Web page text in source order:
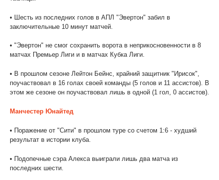
• Шесть из последних голов в АПЛ "Эвертон" забил в
заключительные 10 минут матчей.
• "Эвертон" не смог сохранить ворота в неприкосновенности в 8
матчах Премьер Лиги и в матчах Кубка Лиги.
• В прошлом сезоне Лейтон Бейнс, крайний защитник "Ирисок",
поучаствовал в 16 голах своей команды (5 голов и 11 ассистов). В
этом же сезоне он поучаствовал лишь в одной (1 гол, 0 ассистов).
Манчестер Юнайтед
• Поражение от "Сити" в прошлом туре со счетом 1:6 - худший
результат в истории клуба.
• Подопечные сэра Алекса выиграли лишь два матча из
последних шести.